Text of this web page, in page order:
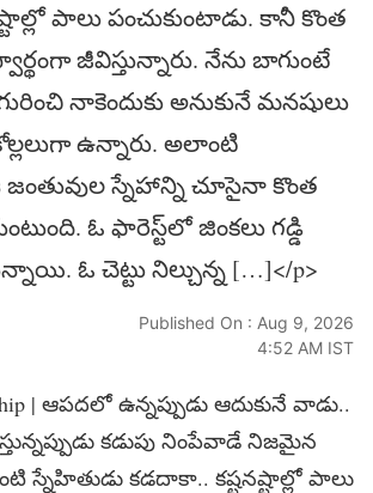
పాలు పంచుకుంటాడు. కానీ కొంత
జీవిస్తున్నారు. నేను బాగుంటే
నాకెందుకు అనుకునే మ‌న‌షులు
ఉన్నారు. అలాంటి
జంతువుల స్నేహాన్ని చూసైనా కొంత
ఓ ఫారెస్ట్‌లో జింక‌లు గ‌డ్డి
ఓ చెట్టు నిల్చున్న […]</p>
Published On : Aug 9, 2026
4:52 AM IST
| ఆప‌ద‌లో ఉన్న‌ప్పుడు ఆదుకునే వాడు..
క‌డుపు నింపేవాడే నిజ‌మైన
స్నేహితుడు క‌డ‌దాకా.. క‌ష్ట‌న‌ష్టాల్లో పాలు